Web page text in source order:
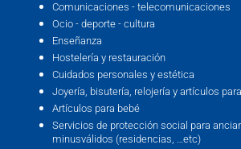
Comunicaciones - telecomunicaciones
Ocio - deporte - cultura
Enseñanza
Hostelería y restauración
Cuidados personales y estética
Joyería, bisutería, relojería y artículos
Artículos para bebé
Servicios de protección social para
minusválidos (residencias, …etc)